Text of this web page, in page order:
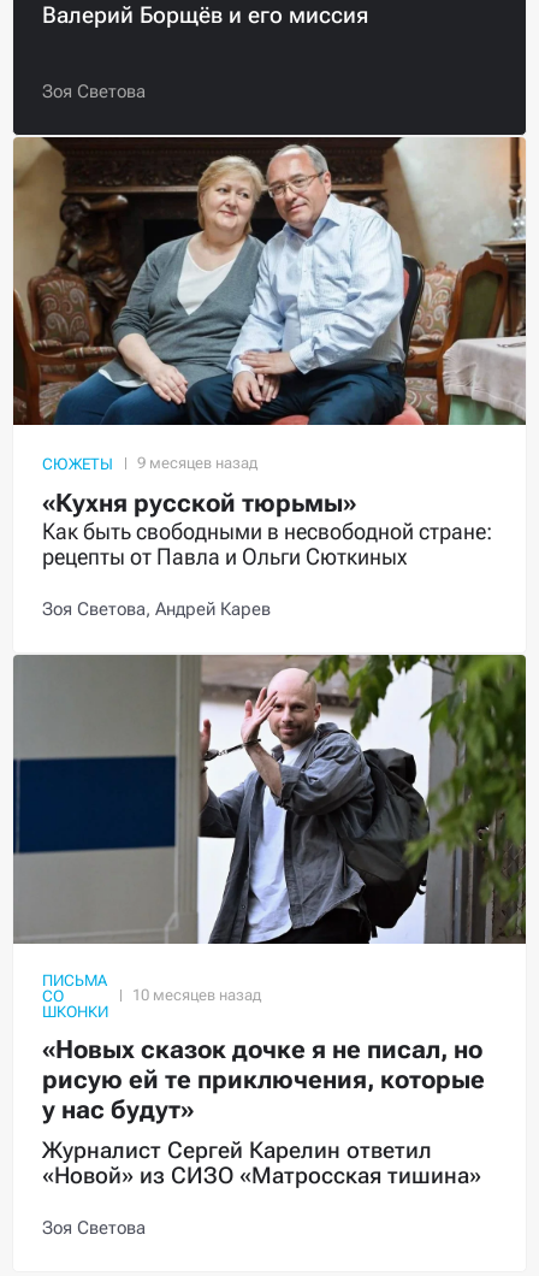
Валерий Борщёв и его миссия
Зоя Светова
СЮЖЕТЫ
«Кухня русской тюрьмы»
Как быть свободными в несвободной стране:
рецепты от Павла и Ольги Сюткиных
Зоя Светова, Андрей Карев
ПИСЬМА
СО
ШКОНКИ
«Новых сказок дочке я не писал, но
рисую ей те приключения, которые
у нас будут»
Журналист Сергей Карелин ответил
«Новой» из СИЗО «Матросская тишина»
Зоя Светова